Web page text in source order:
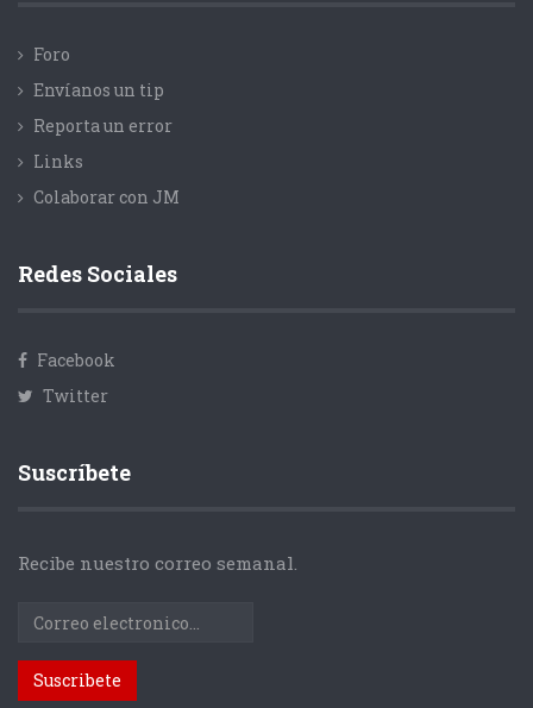
Foro
Envíanos un tip
Reporta un error
Links
Colaborar con JM
Redes Sociales
Facebook
Twitter
Suscríbete
Recibe nuestro correo semanal.